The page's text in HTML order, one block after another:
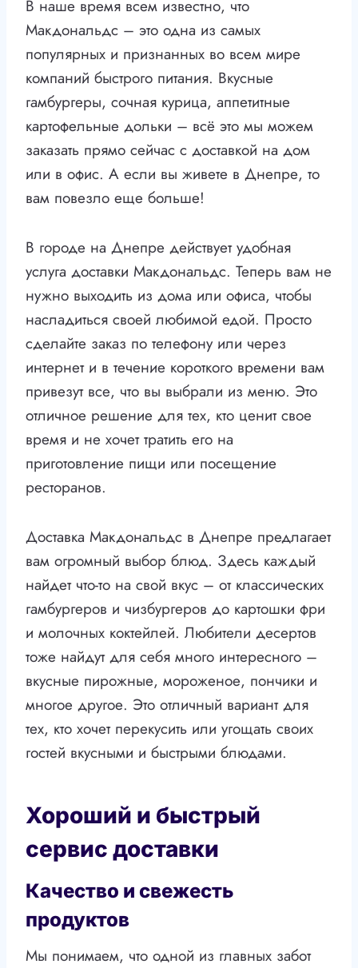
В наше время всем известно, что
Макдональдс – это одна из самых
популярных и признанных во всем мире
компаний быстрого питания. Вкусные
гамбургеры, сочная курица, аппетитные
картофельные дольки – всё это мы можем
заказать прямо сейчас с доставкой на дом
или в офис. А если вы живете в Днепре, то
вам повезло еще больше!
В городе на Днепре действует удобная
услуга доставки Макдональдс. Теперь вам не
нужно выходить из дома или офиса, чтобы
насладиться своей любимой едой. Просто
сделайте заказ по телефону или через
интернет и в течение короткого времени вам
привезут все, что вы выбрали из меню. Это
отличное решение для тех, кто ценит свое
время и не хочет тратить его на
приготовление пищи или посещение
ресторанов.
Доставка Макдональдс в Днепре предлагает
вам огромный выбор блюд. Здесь каждый
найдет что-то на свой вкус – от классических
гамбургеров и чизбургеров до картошки фри
и молочных коктейлей. Любители десертов
тоже найдут для себя много интересного –
вкусные пирожные, мороженое, пончики и
многое другое. Это отличный вариант для
тех, кто хочет перекусить или угощать своих
гостей вкусными и быстрыми блюдами.
Хороший и быстрый
сервис доставки
Качество и свежесть
продуктов
Мы понимаем, что одной из главных забот